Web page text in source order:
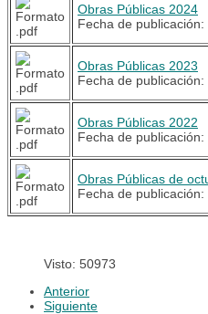
Obras Públicas 2024
Fecha de publicación:
Obras Públicas 2023
Fecha de publicación:
Obras Públicas 2022
Fecha de publicación:
Obras Públicas de
Fecha de publicación:
Visto: 50973
Anterior
Siguiente